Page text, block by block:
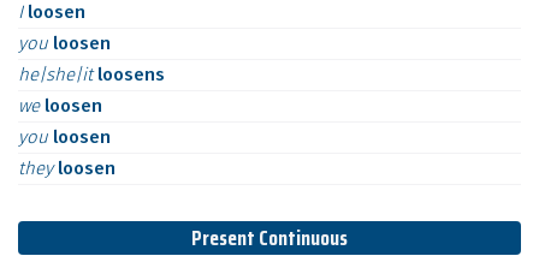
I loosen
you loosen
he|she|itloosens
we loosen
you loosen
theyloosen
Present Continuous